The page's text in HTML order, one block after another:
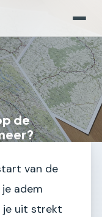
de
van de
adem
je uit strekt